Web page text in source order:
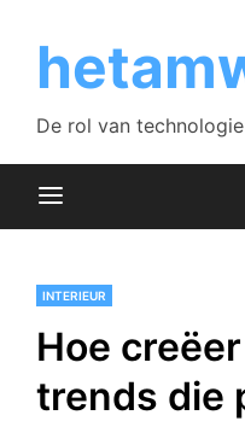
content
De rol van
INTERIEUR
Hoe
trends die